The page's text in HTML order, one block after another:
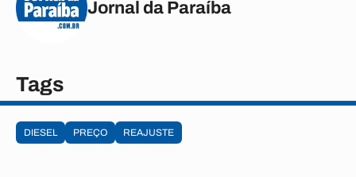
Jornal da Paraíba
Tags
DIESEL PREÇO REAJUSTE